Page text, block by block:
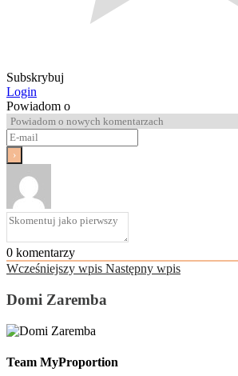
Subskrybuj
Login
Powiadom o
0 komentarzy
Wcześniejszy wpis Następny wpis
Domi Zaremba
Team MyProportion